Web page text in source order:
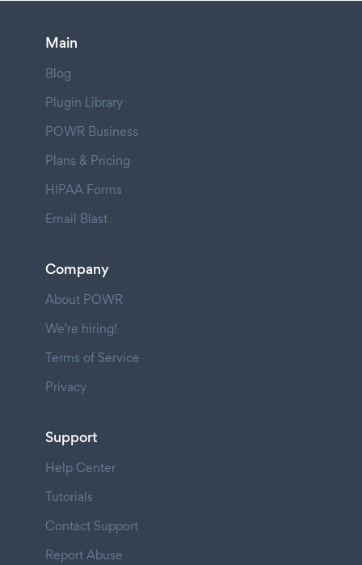
Main
Blog
Plugin Library
POWR Business
Plans & Pricing
HIPAA Forms
Email Blast
Company
About POWR
We're hiring!
Terms of Service
Privacy
Support
Help Center
Tutorials
Contact Support
Report Abuse